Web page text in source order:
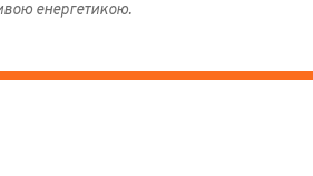
енергетикою.